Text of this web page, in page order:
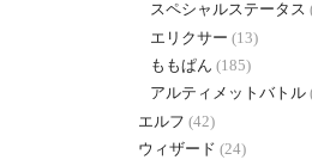
スペシャルステータス
エリクサー (13)
ももぱん (185)
アルティメットバトル
エルフ (42)
ウィザード (24)